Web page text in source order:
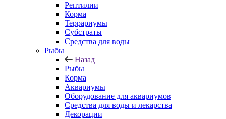
Рептилии
Корма
Террариумы
Субстраты
Средства для воды
Рыбы
Назад
Рыбы
Корма
Аквариумы
Оборудование для аквариумов
Средства для воды и лекарства
Декорации